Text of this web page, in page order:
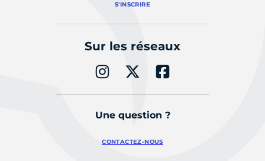
S'INSCRIRE
Sur les réseaux
Une question ?
CONTACTEZ-NOUS